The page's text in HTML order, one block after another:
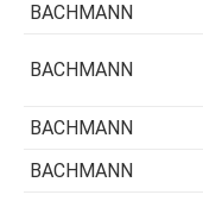
BACHMANN
BACHMANN
BACHMANN
BACHMANN